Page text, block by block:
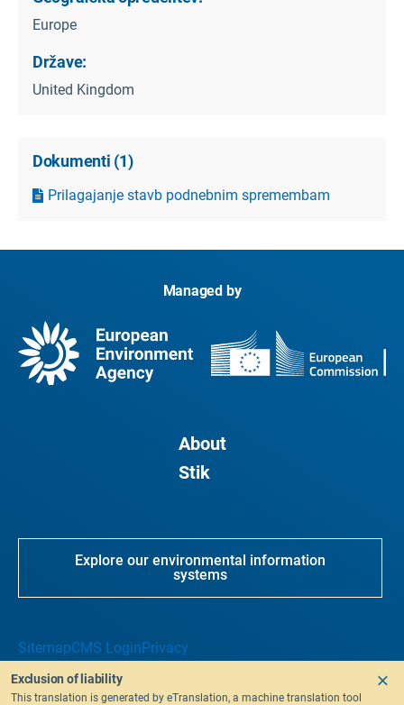
Europe
Države:
United Kingdom
Dokumenti (1)
Prilagajanje stavb podnebnim spremembam
Managed by
About
Stik
Explore our environmental information
systems
SitemapCMS Login Privacy
Exclusion of liability
This translation is generated by eTranslation, a machine translation tool